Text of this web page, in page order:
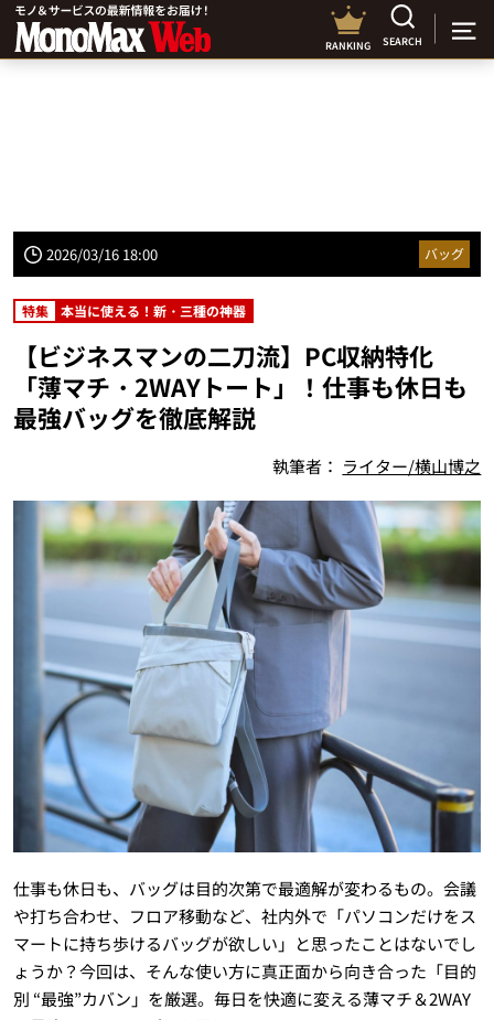
RANKING SEARCH
2026/03/16 18:00 バッグ
特集 本当に使える！新・三種の神器
【ビジネスマンの二刀流】PC収納特化
「薄マチ・2WAYトート」！仕事も休日も
最強バッグを徹底解説
執筆者： ライター/横山博之
仕事も休日も、バッグは目的次第で最適解が変わるもの。会議
や打ち合わせ、フロア移動など、社内外で「パソコンだけをス
マートに持ち歩けるバッグが欲しい」と思ったことはないでし
ょうか？今回は、そんな使い方に真正面から向き合った「目的
別 “最強”カバン」を厳選。毎日を快適に変える薄マチ＆2WAY